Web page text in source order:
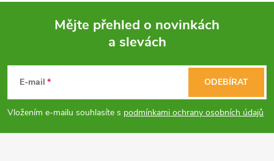
p
a
Mějte přehled o novinkách
a slevách
E-mail
Vložením e-mailu souhlasíte s podmínkami ochrany osobních údajů
ODEBÍRAT